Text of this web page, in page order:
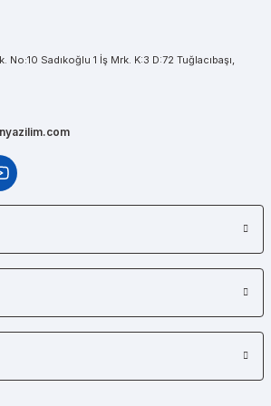
Sadıkoğlu 1 İş Mrk. K:3 D:72 Tuğlacıbaşı,